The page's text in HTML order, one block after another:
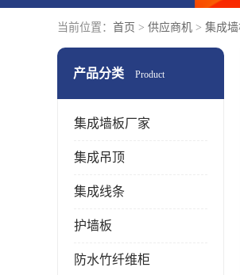
当前位置： 首页 > 供应商机 > 集成
产品分类 Product
集成墙板厂家
集成吊顶
集成线条
护墙板
防水竹纤维柜